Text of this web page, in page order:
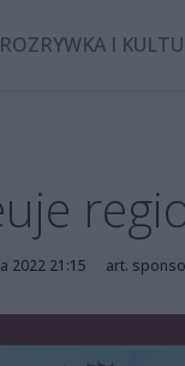
ROZRYWKA I
2022 21:15 art.